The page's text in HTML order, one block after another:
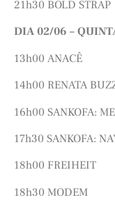
21h30 BOLD STRAP
DIA 02/06 –
13h00 ANACÊ
14h00 RENATA
16h00 SANKOFA:
17h30 SANKOFA:
18h00 FREIHEIT
18h30 MODEM